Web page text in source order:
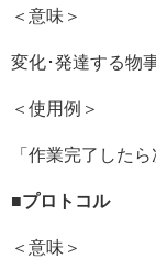
＜意味＞
変化･発達する物
＜使用例＞
「作業完了した
■プロトコル
＜意味＞